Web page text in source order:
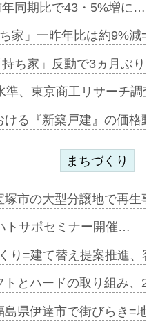
同期比で43・5%増に…
家」一昨年比は約9%
ち家」反動で3ヵ月ぶ
準、東京商工リサーチ
ける『新築戸建』の価
まちづくり
塚市の大型分譲地で再
トサポセミナー開催…
り=建て替え提案推進
トとハードの取り組み
島県伊達市で街びらき=